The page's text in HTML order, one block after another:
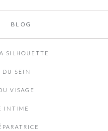
BLOG
SILHOUETTE
DU SEIN
VISAGE
INTIME